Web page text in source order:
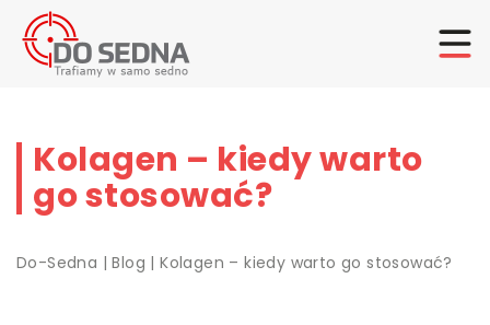
Kolagen – kiedy warto
go stosować?
Do-Sedna |Blog |Kolagen – kiedy warto go stosować?